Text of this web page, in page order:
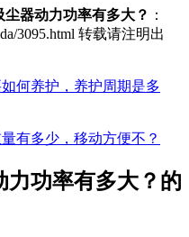
尘器动力功率有多大？ ：
3095.html 转载请注明出
何养护，养护周期是多
有多少，移动方便不？
力功率有多大？的